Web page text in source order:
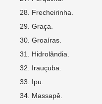
Frecheirinha.
Graça.
Groaíras.
Hidrolândia.
Irauçuba.
Ipu.
Massapê.